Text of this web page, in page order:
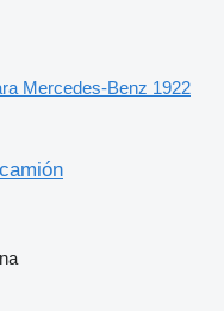
Mercedes-Benz 1922